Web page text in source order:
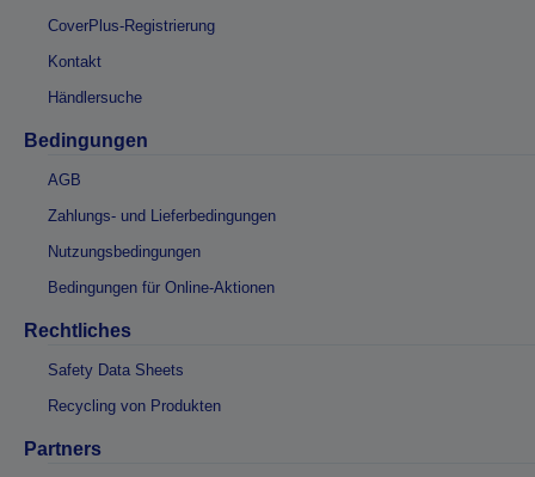
CoverPlus-Registrierung
Kontakt
Händlersuche
Bedingungen
AGB
Zahlungs- und Lieferbedingungen
Nutzungsbedingungen
Bedingungen für Online-Aktionen
Rechtliches
Safety Data Sheets
Recycling von Produkten
Partners